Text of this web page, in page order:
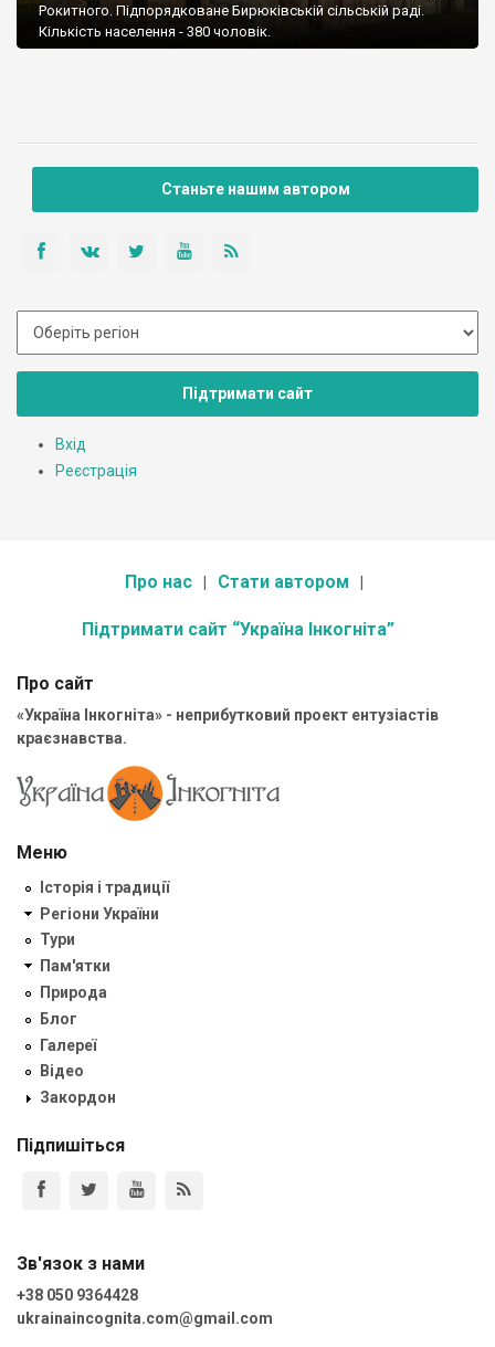
Рокитного. Підпорядковане Бирюківській сільській раді.
Кількість населення - 380 чоловік.
Станьте нашим автором
Підтримати сайт
Вхід
Реєстрація
Про нас Стати автором
Підтримати сайт “Україна Інкогніта”
Про сайт
«Україна Інкогніта» - неприбутковий проект ентузіастів
краєзнавства.
Меню
Історія і традиції
Регіони України
Тури
Пам'ятки
Природа
Блог
Галереї
Відео
Закордон
Підпишіться
Зв'язок з нами
+38 050 9364428
ukrainaincognita.com@gmail.com